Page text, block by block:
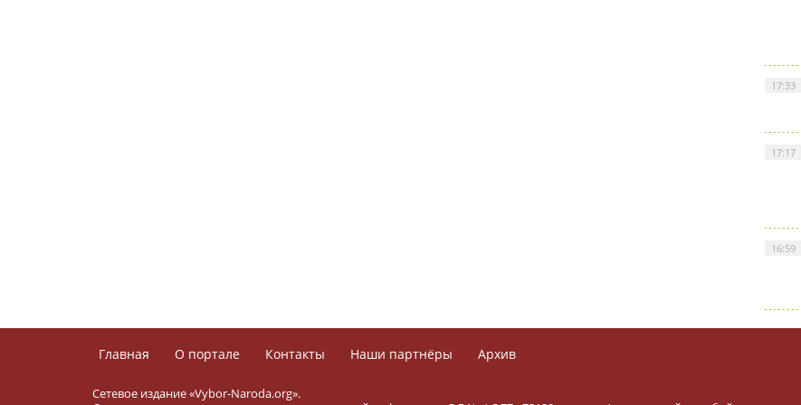
17:33
17:17
16:59
Главная О портале Контакты Наши партнёры Архив
Сетевое издание «Vybor-Naroda.org».